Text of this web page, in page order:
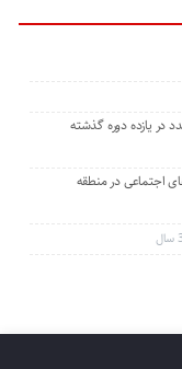
در یازده دوره گذشته
اجتماعی در منطقه